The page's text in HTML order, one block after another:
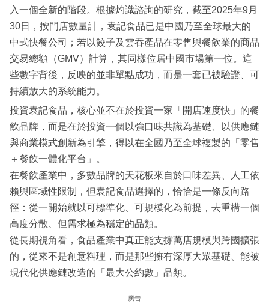
入一個全新的階段。根據灼識諮詢的研究，截至2025年9月
30日，按門店數量計，袁記食品已是中國乃至全球最大的
中式快餐公司；若以餃子及雲吞產品在零售與餐飲業的商品
交易總額（GMV）計算，其同樣位居中國市場第一位。這
些數字背後，反映的並非單點成功，而是一套已被驗證、可
持續放大的系統能力。
投資袁記食品，核心並不在於投資一家「開店速度快」的餐
飲品牌，而是在於投資一個以強口味共識為基礎、以供應鏈
與商業模式創新為引擎，得以在全國乃至全球複製的「零售
＋餐飲一體化平台」。
在餐飲產業中，多數品牌的天花板來自於口味差異、人工依
賴與區域性限制，但袁記食品選擇的，恰恰是一條反向路
徑：從一開始就以可標準化、可規模化為前提，去重構一個
高度分散、但需求極為穩定的品類。
從長期視角看，食品產業中真正能支撐萬店規模與跨國擴張
的，從來不是創意料理，而是那些擁有深厚大眾基礎、能被
現代化供應鏈改造的「最大公約數」品類。
廣告